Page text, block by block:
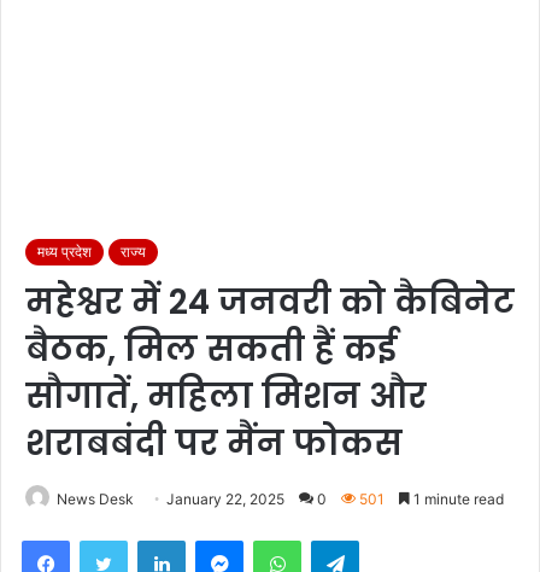
मध्य प्रदेश राज्य
महेश्वर में 24 जनवरी को कैबिनेट
बैठक, मिल सकती हैं कई
सौगातें, महिला मिशन और
शराबबंदी पर मैंन फोकस
News Desk January 22, 2025 0 501 1 minute read